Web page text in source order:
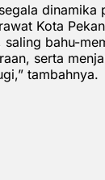
dinamika
Kota
bahu-
serta
tambahnya.